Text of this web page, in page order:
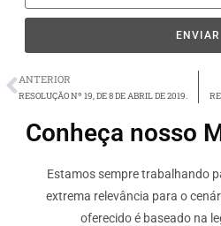
ENVIAR
ANTERIOR
RESOLUÇÃO Nº 19, DE 8 DE ABRIL DE 2019.
Conheça nosso
Estamos sempre trabalhando
extrema relevância para o
oferecido é baseado na